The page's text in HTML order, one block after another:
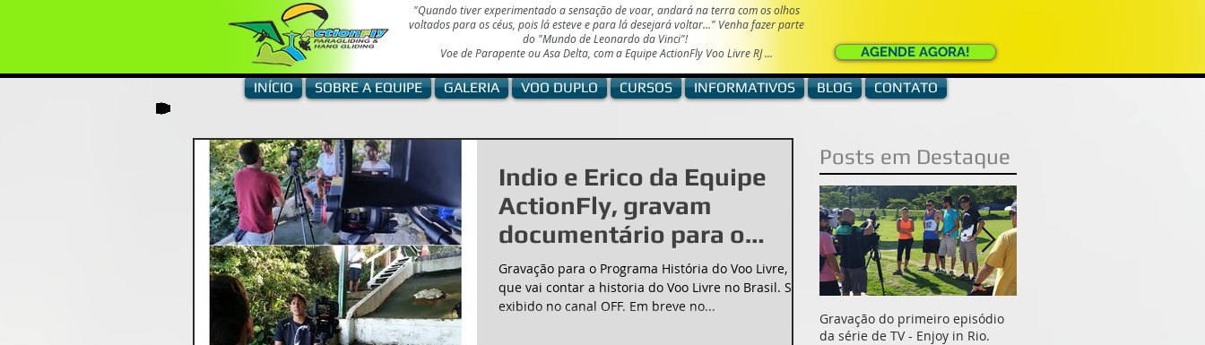
"Quando tiver experimentado a sensação de voar, andará na terra com os olhos
voltados para os céus, pois lá esteve e para lá desejará voltar..." Venha fazer parte
do "Mundo deLeonardo da Vinci"!
Voe de Parapente ou Asa Delta, com a Equipe ActionFly Voo Livre RJ ...
AGENDE AGORA!
INÍCIO SOBRE A EQUIPE GALERIA VOO DUPLO CURSOS INFORMATIVOS BLOG CONTATO
Indio e Erico da Equipe
ActionFly, gravam
documentário para o
Filme História do Voo
Livre no canal O
Gravação para o Programa História do Voo Livre,
que vai contar a historia do Voo Livre no Brasil. Será
exibido no canal OFF. Em breve no...
Posts em Destaque
Gravação do primeiro episódio
da série de TV - Enjoy in Rio.